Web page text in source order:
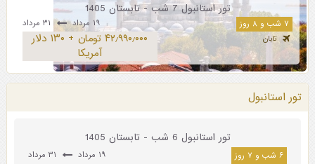
تور استانبول 7 شب - تابستان 1405
۷ شب و ۸ روز ۱۹ مرداد
تابان
۴۲٫۹۹۰٫۰۰۰ تومان + ۱۳۰ دلار
آمریکا
تور استانبول
تور استانبول 6 شب - تابستان 1405
۶ شب و ۷ روز ۱۹ مرداد